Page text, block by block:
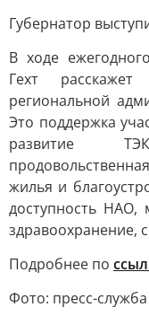
Губернатор
В ходе
Гехт расскажет
региональной
Это поддержка
развитие
жилья и
доступность НАО,
здравоохранение,
Подробнее по
Фото: пресс-